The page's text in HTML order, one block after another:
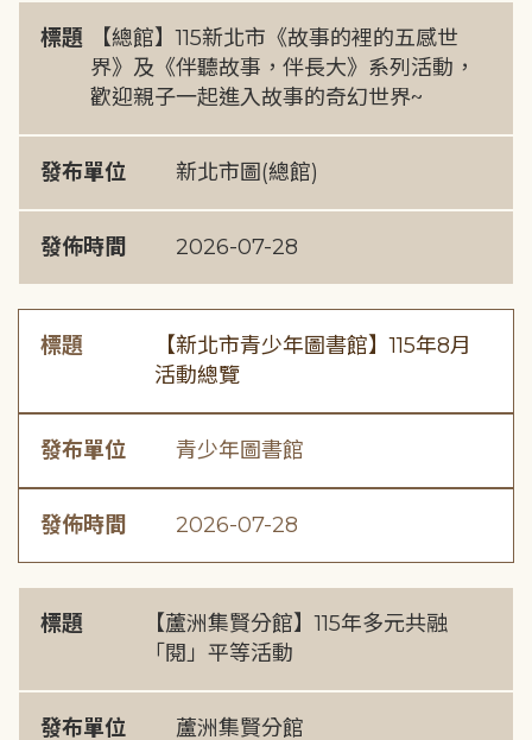
標題
【總館】115新北市《故事的裡的五感世
界》及《伴聽故事，伴長大》系列活動，
歡迎親子一起進入故事的奇幻世界~
發布單位 新北市圖(總館)
發佈時間 2026-07-28
標題
【新北市青少年圖書館】115年8月
活動總覽
發布單位 青少年圖書館
發佈時間 2026-07-28
標題
【蘆洲集賢分館】115年多元共融
「閱」平等活動
發布單位 蘆洲集賢分館